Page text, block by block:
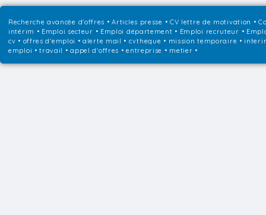
Recherche avancée d'offres •Articles presse • CV lettre de motivation •
intérim • Emploi secteur • Emploi département • Emploi recruteur •
cv • offres d'emploi • alerte mail • cvtheque • mission temporaire •
emploi • travail • appel d'offres • entreprise • metier •